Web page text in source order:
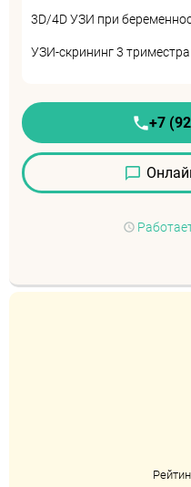
3D/4D УЗИ при
УЗИ-скрининг 3 триместра
+7